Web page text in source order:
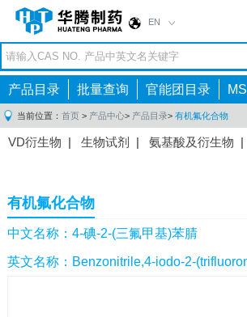
EN
产品目录 批量查询 官能团目录
当前位置： 首页 > 产品中心> 产品目录> 有机氟化合物
VD衍生物 | 生物试剂 | 氨基酸及衍生物 |
间体|抗高血压药物中间体
感染药物中间体|
体 |抗精神病药物中间体 |抗炎药物中间体
药中间体|其他原料药中间体|
有机氟化合物
中文名称：4-碘-2-(三氟甲基)苯腈
英文名称：Benzonitrile,4-iodo-2-